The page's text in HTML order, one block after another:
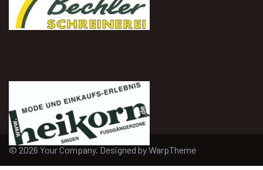
© 2026 Your Company. Designed byWarpTheme